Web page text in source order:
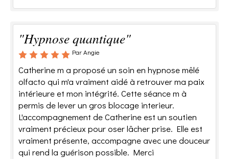
"Hypnose quantique"
Par Angie
Catherine m a proposé un soin en hypnose mêlé
olfacto qui m'a vraiment aidé à retrouver ma paix
intérieure et mon intégrité. Cette séance m à
permis de lever un gros blocage interieur.
L'accompagnement de Catherine est un soutien
vraiment précieux pour oser lâcher prise. Elle est
vraiment présente, accompagne avec une douceur
qui rend la guérison possible. Merci